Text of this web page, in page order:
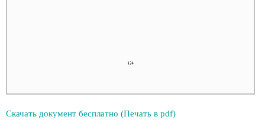
Скачать документ бесплатно (Печать в pdf)